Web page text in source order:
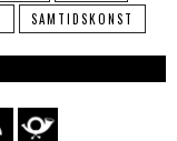
SAMTIDSKONST